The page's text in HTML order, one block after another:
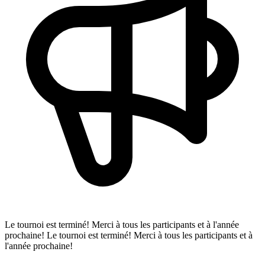
Le tournoi est terminé! Merci à tous les participants et à l'année
prochaine! Le tournoi est terminé! Merci à tous les participants et à
l'année prochaine!